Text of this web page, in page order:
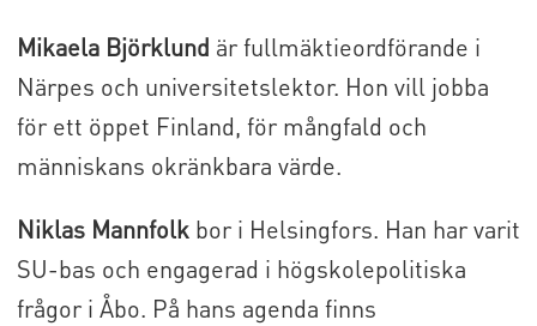
Mikaela Björklund är fullmäktieordförande i
Närpes och universitetslektor. Hon vill jobba
för ett öppet Finland, för mångfald och
människans okränkbara värde.
Niklas Mannfolkbor i Helsingfors. Han har varit
SU-bas och engagerad i högskolepolitiska
frågor i Åbo. På hans agenda finns